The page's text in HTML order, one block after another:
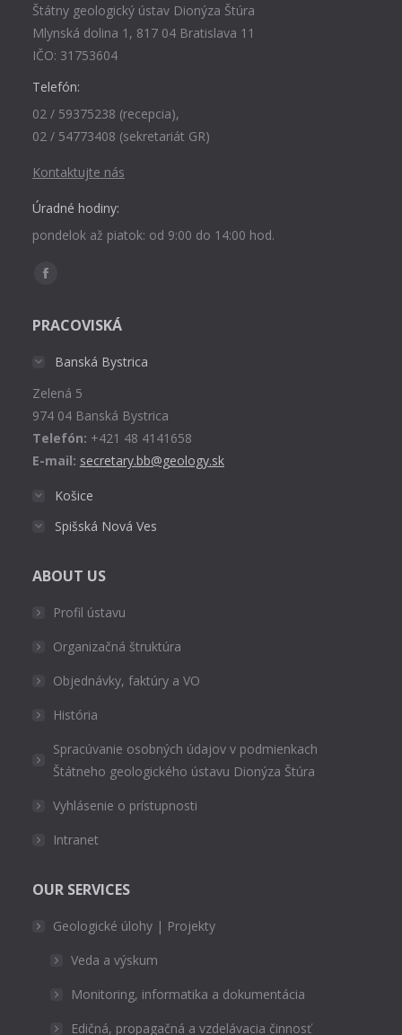
Štátny geologický ústav Dionýza Štúra
Mlynská dolina 1, 817 04 Bratislava 11
IČO: 31753604
Telefón:
02 / 59375238 (recepcia),
02 / 54773408 (sekretariát GR)
Kontaktujte nás
Úradné hodiny:
pondelok až piatok: od 9:00 do 14:00 hod.
Find us on:
Facebook
opens
window
PRACOVISKÁ
Banská Bystrica
Zelená 5
974 04 Banská Bystrica
Telefón: +421 48 4141658
E-mail: secretary.bb@geology.sk
Košice
Spišská Nová Ves
ABOUT US
Profil ústavu
Organizačná štruktúra
Objednávky, faktúry a VO
História
Spracúvanie osobných údajov v podmienkach
Štátneho geologického ústavu Dionýza Štúra
Vyhlásenie o prístupnosti
Intranet
OUR SERVICES
Geologické úlohy | Projekty
Veda a výskum
Monitoring, informatika a dokumentácia
Edičná, propagačná a vzdelávacia činnosť